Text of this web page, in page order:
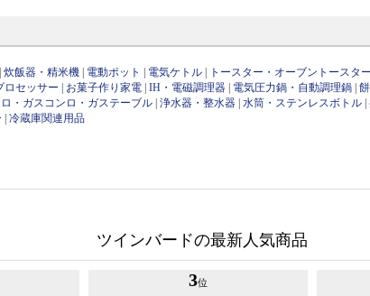
炊飯器・精米機 電動ポット 電気ケトル トースター・オーブントースター
ロセッサー
お菓子作り家電 |IH・電磁調理器 電気圧力鍋・自動調理鍋 |
・ガスコンロ・ガステーブル |浄水器・整水器 |水筒・ステンレスボトル |
|冷蔵庫関連用品
ツインバードの最新人気商品
3位